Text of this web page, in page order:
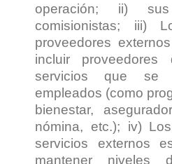
operación; ii)
comisionistas; iii)
proveedores
incluir
servicios que
empleados (como
bienestar,
nómina, etc.); iv)
servicios externos
mantener niveles